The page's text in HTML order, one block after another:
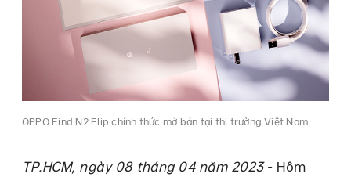
OPPO Find N2 Flip chính thức mở bán tại thị trường Việt Nam
TP.HCM, ngày 08 tháng 04 năm 2023 - Hôm